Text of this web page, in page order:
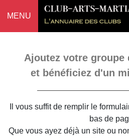
MENU
Ajoutez votre groupe
et bénéficiez d'un
Il vous suffit de remplir le
bas de
Que vous ayez déjà un site ou